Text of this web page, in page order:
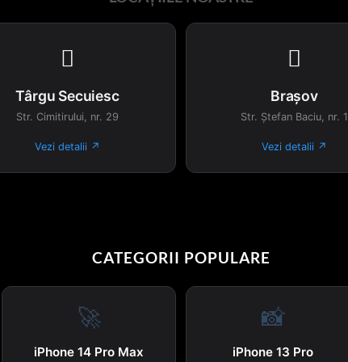

Târgu Secuiesc
Str. Cimitirului, nr. 29
Vezi detalii ↗

Brașov
Str. Ștefan Baciu, nr. 1
Vezi detalii ↗
CATEGORII POPULARE
🚀
iPhone 14 Pro Max
📸
iPhone 13 Pro